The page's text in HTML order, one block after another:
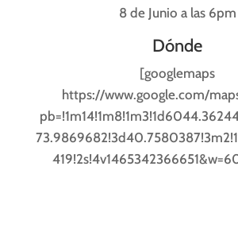
8 de Junio a las 6pm
Dónde
[googlemaps
https://www.google.com/